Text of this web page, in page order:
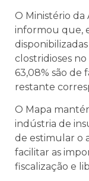
O Ministério
informou que,
disponibilizadas
clostridioses
63,08% são de
restante
O Mapa
indústria de
de estimular o
facilitar as
fiscalização e